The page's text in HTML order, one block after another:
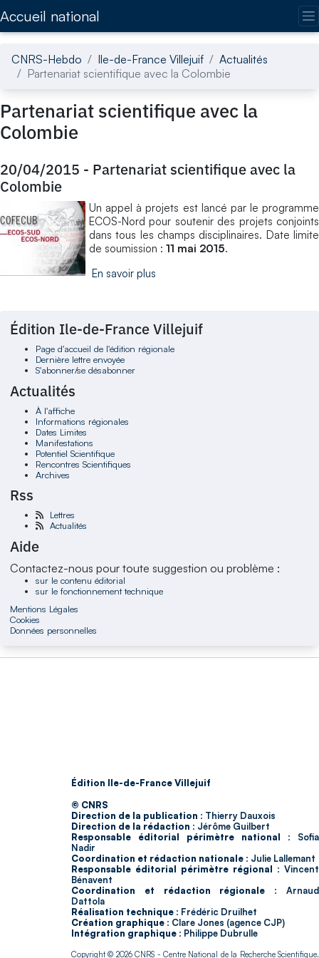
Accueil national
CNRS-Hebdo Ile-de-France Villejuif
Actualités
Partenariat scientifique avec la Colombie
Partenariat scientifique avec la
Colombie
20/04/2015 - Partenariat scientifique avec la
Colombie
Un appel à projets est lancé par le programme
ECOS-Nord pour soutenir des projets conjoints
dans tous les champs disciplinaires. Date limite
de soumission : 11 mai 2015.
En savoir plus
Édition Ile-de-France Villejuif
Page d'accueil de l'édition régionale
Dernière lettre envoyée
S'abonner/se désabonner
Actualités
À l'affiche
Informations régionales
Dates Limites
Manifestations
Potentiel Scientifique
Rencontres Scientifiques
Archives
Rss
Lettres
Actualités
Aide
Contactez-nous pour toute suggestion ou problème :
sur le contenu éditorial
sur le fonctionnement technique
Mentions Légales
Cookies
Données personnelles
Édition Ile-de-France Villejuif
© CNRS
Direction de la publication : Thierry Dauxois
Direction de la rédaction : Jérôme Guilbert
Responsable éditorial périmètre national : Sofia
Nadir
Coordination et rédaction nationale : Julie Lallemant
Responsable éditorial périmètre régional : Vincent
Bénavent
Coordination et rédaction régionale : Arnaud
Dattola
Réalisation technique : Frédéric Druilhet
Création graphique : Clare Jones (agence CJP)
Intégration graphique : Philippe Dubrulle
Copyright © 2026CNRS - Centre National de la Recherche Scientifique.